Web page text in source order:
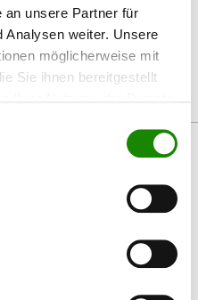
an unsere Partner für
Analysen weiter. Unsere
möglicherweise mit
Sie ihnen bereitgestellt
Einkomponenten-Lack mit sehr
Mehr